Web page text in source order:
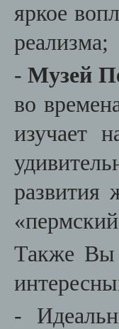
яркое
реализма;
-Музей
во
изучает
развития
Также Вы
-